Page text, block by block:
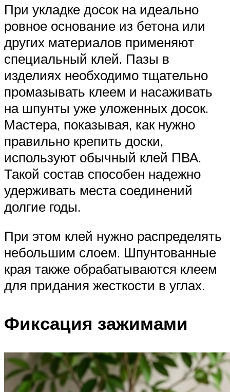
При укладке досок на идеально
ровное основание из бетона или
других материалов применяют
специальный клей. Пазы в
изделиях необходимо тщательно
промазывать клеем и насаживать
на шпунты уже уложенных досок.
Мастера, показывая, как нужно
правильно крепить доски,
используют обычный клей ПВА.
Такой состав способен надежно
удерживать места соединений
долгие годы.
При этом клей нужно распределять
небольшим слоем. Шпунтованные
края также обрабатываются клеем
для придания жесткости в углах.
Фиксация зажимами